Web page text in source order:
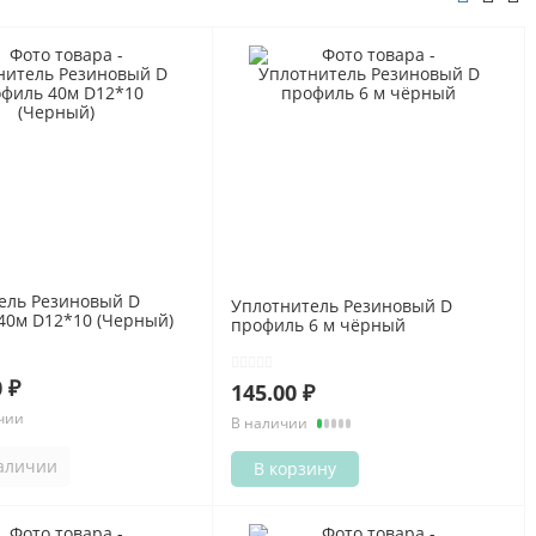
УЦЕНКА
Резиновый D
D12*10 (Черный)
₽
Уплотнитель Резиновый D
профиль 6 м чёрный
145.00 ₽
В наличии
В корзину